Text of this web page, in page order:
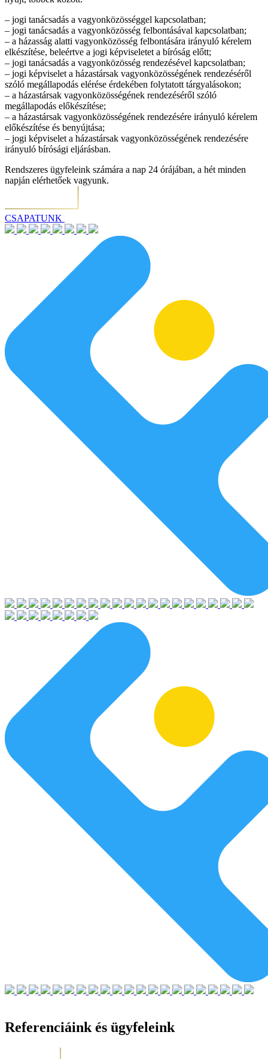
– jogi tanácsadás a vagyonközösséggel kapcsolatban;
– jogi tanácsadás a vagyonközösség felbontásával kapcsolatban;
– a házasság alatti vagyonközösség felbontására irányuló kérelem
elkészítése, beleértve a jogi képviseletet a bíróság előtt;
– jogi tanácsadás a vagyonközösség rendezésével kapcsolatban;
– jogi képviselet a házastársak vagyonközösségének rendezéséről
szóló megállapodás elérése érdekében folytatott tárgyalásokon;
– a házastársak vagyonközösségének rendezéséről szóló
megállapodás előkészítése;
– a házastársak vagyonközösségének rendezésére irányuló kérelem
előkészítése és benyújtása;
– jogi képviselet a házastársak vagyonközösségének rendezésére
irányuló bírósági eljárásban.
Rendszeres ügyfeleink számára a nap 24 órájában, a hét minden
napján elérhetőek vagyunk.
CSAPATUNK
Referenciáink és ügyfeleink